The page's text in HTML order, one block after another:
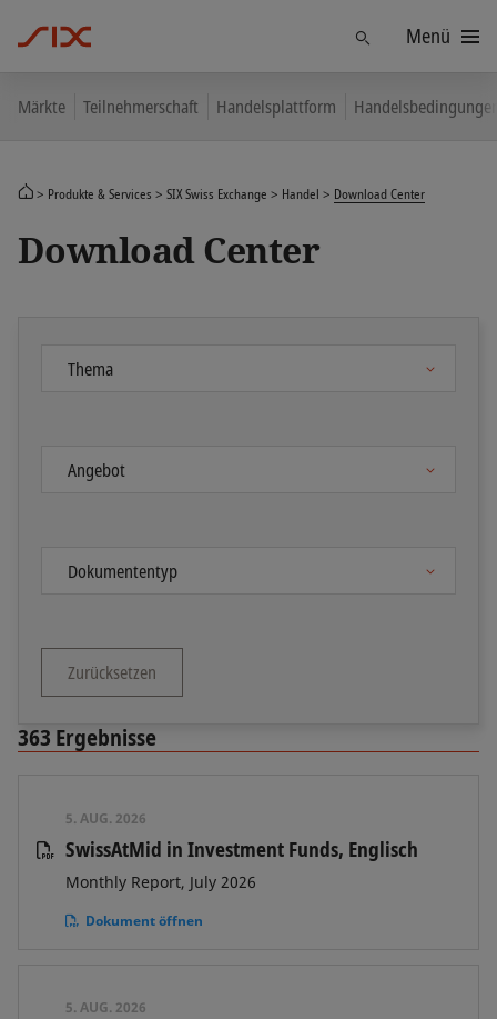
FindenMenü
Märkte Teilnehmerschaft Handelsplattform
Produkte & Services SIX Swiss Exchange Handel Download Center
Download Center
Zurücksetzen
363 Ergebnisse
5. AUG. 2026
SwissAtMid in Investment Funds, Englisch
Monthly Report, July 2026
Dokument öffnen
5. AUG. 2026